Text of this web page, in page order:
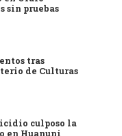
sin pruebas
tras
de Culturas
culposo la
en Huanuni